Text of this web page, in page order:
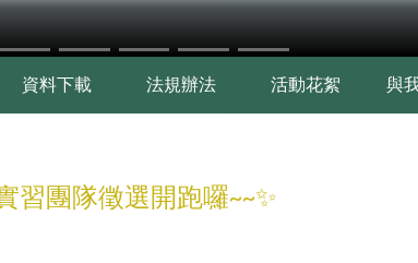
資料下載 法規辦法 活動花絮 與
習團隊徵選開跑囉~~✨